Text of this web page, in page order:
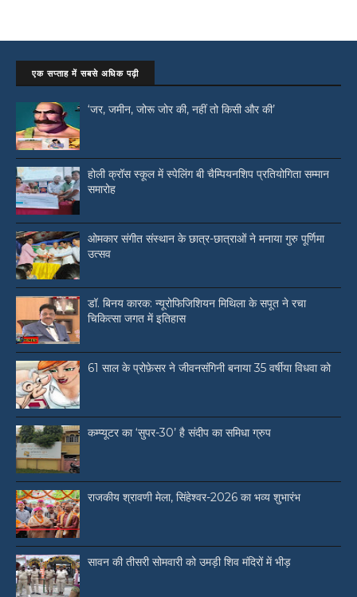
एक सप्ताह में सबसे अधिक पढ़ी
‘जर, जमीन, जोरू जोर की, नहीं तो किसी और की’
होली क्रॉस स्कूल में स्पेलिंग बी चैम्पियनशिप प्रतियोगिता सम्मान
समारोह
ओमकार संगीत संस्थान के छात्र-छात्राओं ने मनाया गुरु पूर्णिमा
उत्सव
डॉ. बिनय कारक: न्यूरोफिजिशियन मिथिला के सपूत ने रचा
चिकित्सा जगत में इतिहास
61 साल के प्रोफ़ेसर ने जीवनसंगिनी बनाया 35 वर्षीया विधवा को
कम्प्यूटर का ‘सुपर-30’ है संदीप का समिधा ग्रुप
राजकीय श्रावणी मेला, सिंहेश्वर-2026 का भव्य शुभारंभ
सावन की तीसरी सोमवारी को उमड़ी शिव मंदिरों में भीड़